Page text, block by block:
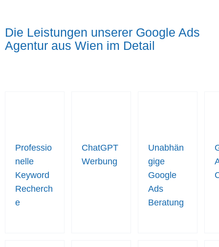
Die Leistungen unserer Google Ads
Agentur aus Wien im Detail
Professio
nelle
Keyword
Recherch
e
ChatGPT
Werbung
Unabhän
gige
Google
Ads
Beratung